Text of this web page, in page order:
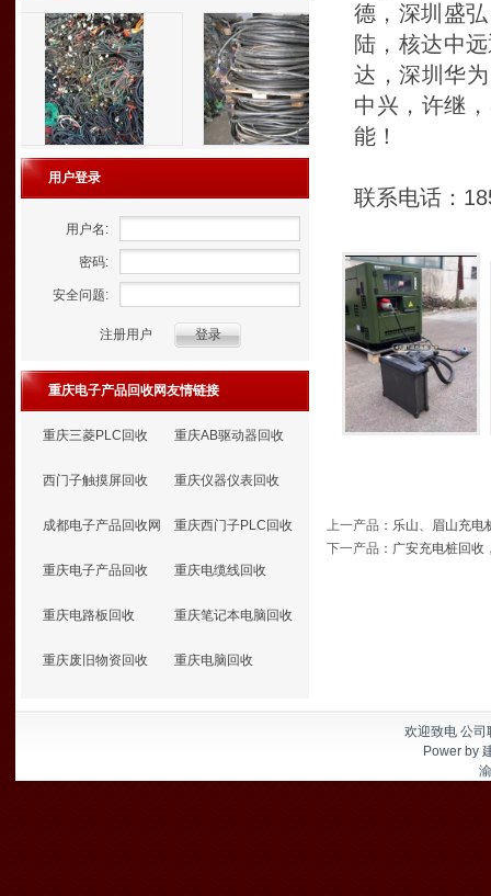
用户登录
用户名:
密码:
安全问题:
注册用户
重庆电子产品回收网友情链接
重庆三菱PLC回收 重庆AB驱动器回收
西门子触摸屏回收 重庆仪器仪表回收
成都电子产品回收网 重庆西门子PLC回收
重庆电子产品回收 重庆电缆线回收
重庆电路板回收 重庆笔记本电脑回收
重庆废旧物资回收 重庆电脑回收
德，深圳盛
陆，核达中
达，深圳华
中兴，许继
能！
联系电话：
上一产品 ： 乐山、眉山充电
下一产品 ： 广安充电桩回收
欢迎致电 公
Power by